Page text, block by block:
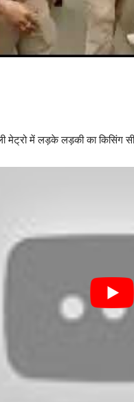
मेट्रो में लड़के लड़की का किसिंग